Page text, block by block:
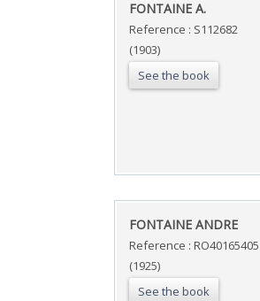
‎FONTAINE A.‎
Reference : S112682
(1903)
See the book
‎FONTAINE ANDRE‎
Reference : RO40165405
(1925)
See the book